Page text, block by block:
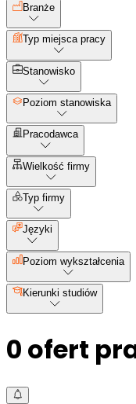
Branże
Typ miejsca pracy
Stanowisko
Poziom stanowiska
Pracodawca
Wielkość firmy
Typ firmy
Języki
Poziom wykształcenia
Kierunki studiów
0 ofert